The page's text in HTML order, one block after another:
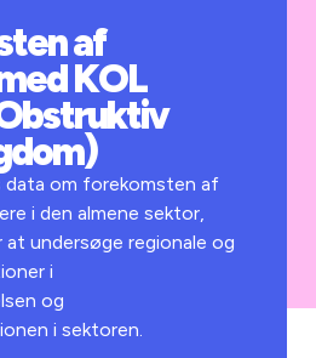
af
KOL
om forekomsten af
i den almene sektor,
undersøge regionale og
i
og
i sektoren.